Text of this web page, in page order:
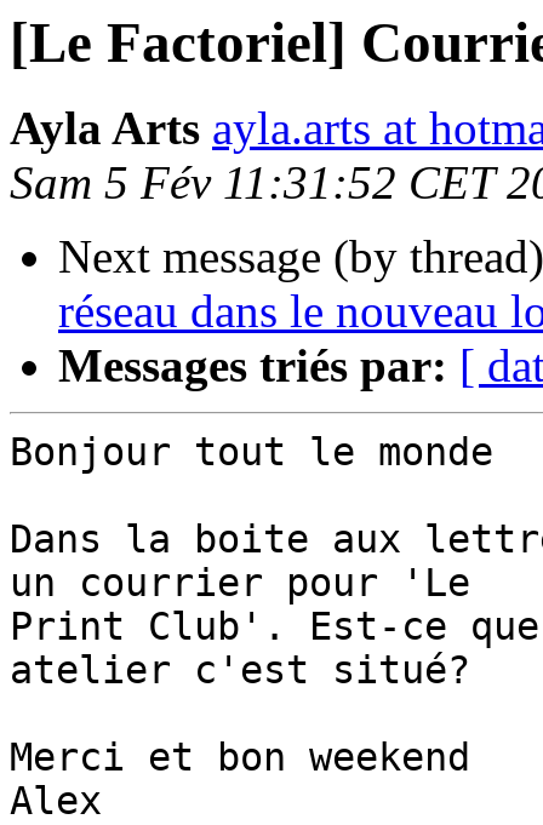
[Le Factoriel]
Ayla Arts ayla.arts at
Sam 5 Fév 11:31:52 CET
Next message (by
réseau dans le nouveau
Messages triés par: [
Bonjour tout le monde
Dans la boite aux
un courrier pour 'Le
Print Club'. Est-ce
atelier c'est situé?
Merci et bon weekend
Alex